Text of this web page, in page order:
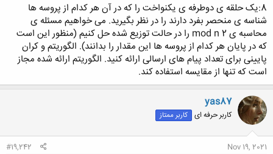
8:یک حلقه ی دوطرفه ی یکنواخت را که در آن هر کدام از پروسه ها
شناسه ی منحصر بفرد دارند را در نظر بگیرید. می خواهیم مسئله ی
محاسبه ی 2 mod n را در حالت توزیع شده حل کنیم (منظور این است
که در پایان هر کدام از پروسه ها این مقدار را بدانند). الگوریتم و کران
پایینی برای تعداد پیام های ارسالی ارائه کنید. الگوریتم ارائه شده مجاز
است که تنها از مقایسه استفاده کند.
yas87
کاربر حرفه ای کاربر ممتاز
Nov 19, 2021
#19,242